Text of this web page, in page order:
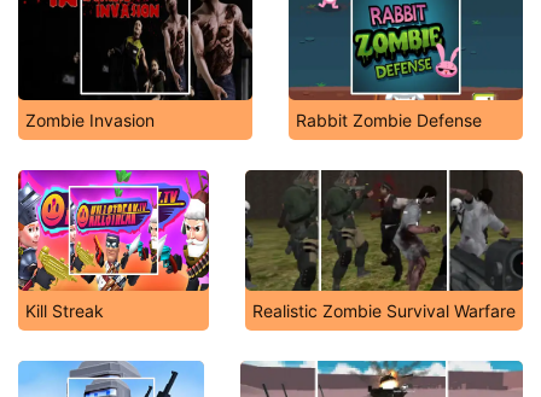
Zombie Invasion Rabbit Zombie Defense
Kill Streak Realistic Zombie Survival Warfare